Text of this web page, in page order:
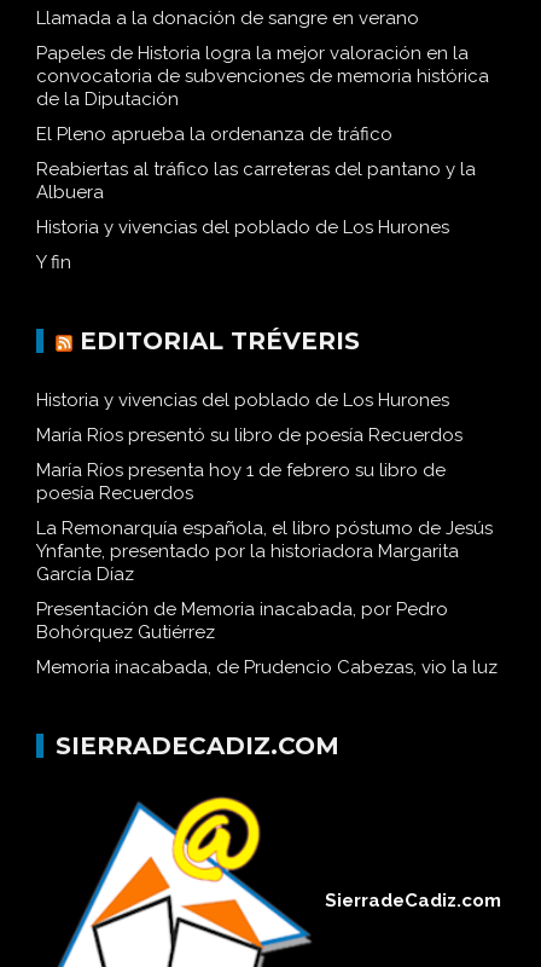
Llamada a la donación de sangre en verano
Papeles de Historia logra la mejor valoración en la
convocatoria de subvenciones de memoria histórica
de la Diputación
El Pleno aprueba la ordenanza de tráfico
Reabiertas al tráfico las carreteras del pantano y la
Albuera
Historia y vivencias del poblado de Los Hurones
Y fin
EDITORIAL TRÉVERIS
Historia y vivencias del poblado de Los Hurones
María Ríos presentó su libro de poesía Recuerdos
María Ríos presenta hoy 1 de febrero su libro de
poesía Recuerdos
La Remonarquía española, el libro póstumo de Jesús
Ynfante, presentado por la historiadora Margarita
García Díaz
Presentación de Memoria inacabada, por Pedro
Bohórquez Gutiérrez
Memoria inacabada, de Prudencio Cabezas, vio la luz
SIERRADECADIZ.COM
SierradeCadiz.com